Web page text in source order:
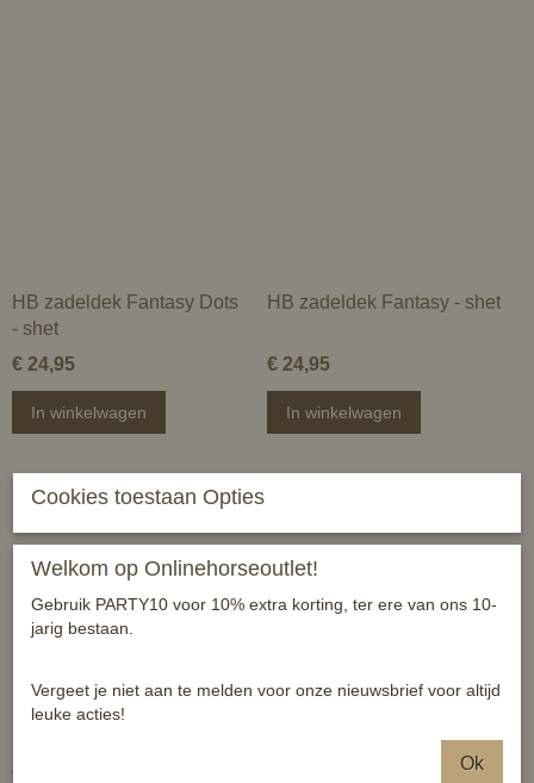
HB zadeldek Fantasy Dots
- shet
€ 24,95
In winkelwagen
HB zadeldek Fantasy - shet
€ 24,95
In winkelwagen
veelzijdig
Cookies toestaan Opties
Welkom op Onlinehorseoutlet!
Gebruik PARTY10 voor 10% extra korting, ter ere van ons 10-
jarig bestaan.
Vergeet je niet aan te melden voor onze nieuwsbrief voor altijd
leuke acties!
Ok